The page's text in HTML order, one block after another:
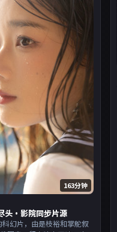
163分钟
头·影院同步片源
幻片，由是枝裕和掌舵叙